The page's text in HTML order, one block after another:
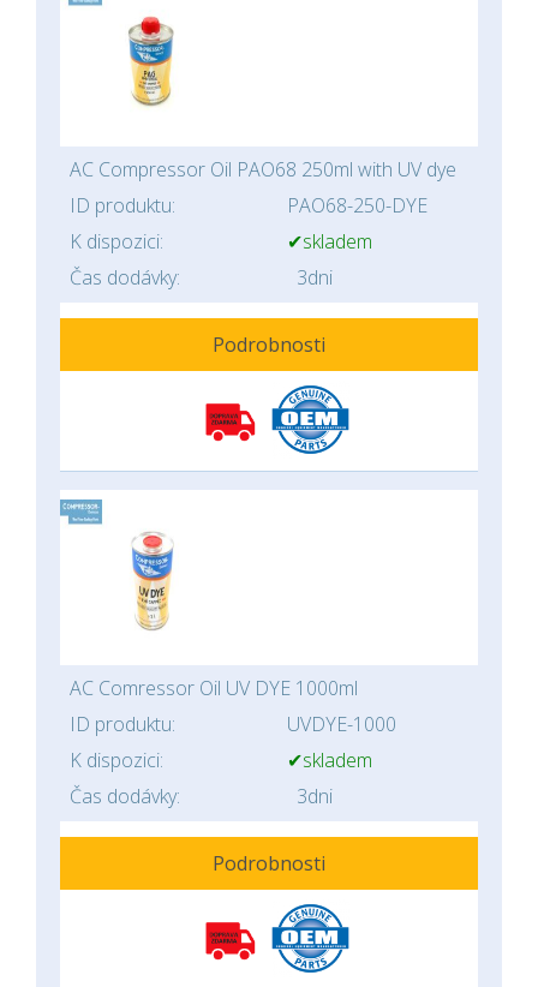
AC Compressor Oil PAO68 250ml with UV dye
ID produktu:
PAO68-250-DYE
K dispozici:
✔skladem
Čas dodávky:
3dni
Podrobnosti
AC Comressor Oil UV DYE 1000ml
ID produktu:
UVDYE-1000
K dispozici:
✔skladem
Čas dodávky:
3dni
Podrobnosti